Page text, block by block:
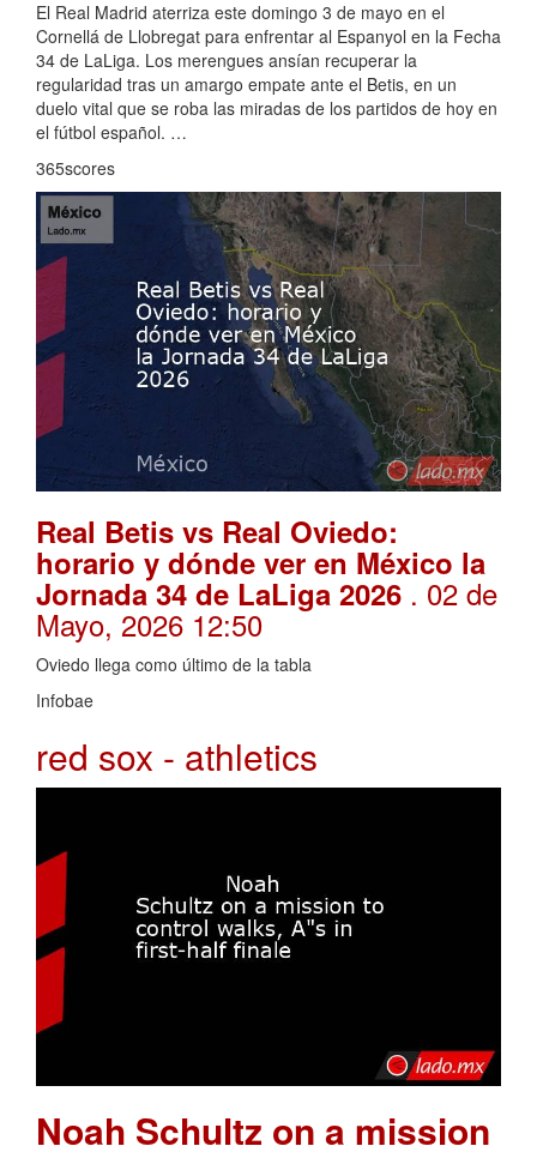
El Real Madrid aterriza este domingo 3 de mayo en el
Cornellá de Llobregat para enfrentar al Espanyol en la Fecha
34 de LaLiga. Los merengues ansían recuperar la
regularidad tras un amargo empate ante el Betis, en un
duelo vital que se roba las miradas de los partidos de hoy en
el fútbol español. …
365scores
Real Betis vs Real Oviedo:
horario y dónde ver en México la
Jornada 34 de LaLiga 2026 . 02 de
Mayo, 2026 12:50
Oviedo llega como último de la tabla
Infobae
red sox - athletics
Noah Schultz on a mission